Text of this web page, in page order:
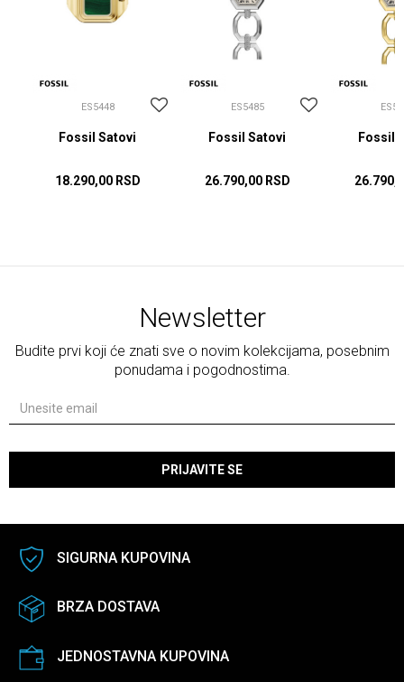
ES5448
Fossil Satovi
18.290,00 RSD
ES5485
Fossil Satovi
26.790,00 RSD
Fossil
Newsletter
Budite prvi koji će znati sve o novim kolekcijama, posebnim
ponudama i pogodnostima.
PRIJAVITE SE
SIGURNA KUPOVINA
BRZA DOSTAVA
JEDNOSTAVNA KUPOVINA